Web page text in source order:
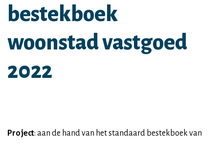
bestekboek
woonstad vastgoed
2022
Project: aan de hand van het standaard bestekboek van